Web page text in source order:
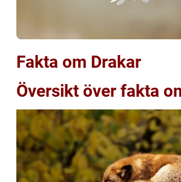
Fakta om Drakar
Översikt över fakta